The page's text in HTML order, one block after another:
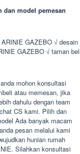
dan model pemesan
GAZEBO √ taman
mohon konsultasi
atau memesan, jika
dahulu dengan team
CS kami. Pilih dan
Ada banyak macam
pesan melalui kami
hunian rumah
Silahkan konsultasi